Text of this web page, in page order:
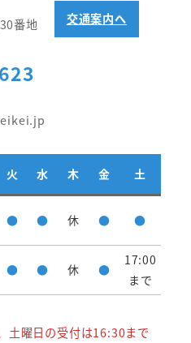
番地 交通案内へ
火 水 木 金 土
● ● 休 ● ●
● ● 休 ●
17:00
まで
土曜日の受付は16:30まで